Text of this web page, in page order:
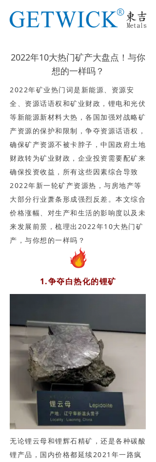
2022年10大热门矿产大盘点！与你
想的一样吗？
2022年矿业热门词是新能源、资源安
全、资源话语权和矿业财政，锂电和光伏
等新能源新材料大热，各国加强对战略矿
产资源的保护和限制，争夺资源话语权，
确保矿产资源不被卡脖子，中国政府土地
财政转为矿业财政，企业投资需要配矿来
确保投资收益，所有这些因素综合导致
2022年新一轮矿产资源热，与房地产等
大部分行业萧条形成强烈反差。本文综合
价格涨幅、对生产和生活的影响度以及未
来发展前景，梳理出2022年10大热门矿
产，与你想的一样吗？
1.争夺白热化的锂矿
无论锂云母和锂辉石精矿，还是各种碳酸
锂产品，国内价格都延续2021年一路疯